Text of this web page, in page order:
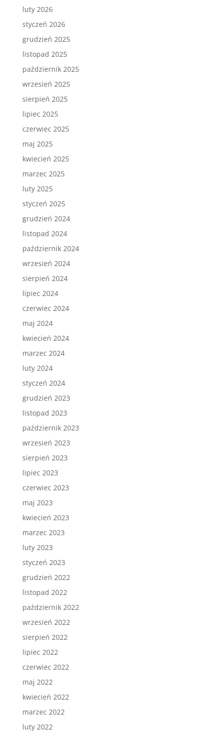
luty 2026
styczeń 2026
grudzień 2025
listopad 2025
październik 2025
wrzesień 2025
sierpień 2025
lipiec 2025
czerwiec 2025
maj 2025
kwiecień 2025
marzec 2025
luty 2025
styczeń 2025
grudzień 2024
listopad 2024
październik 2024
wrzesień 2024
sierpień 2024
lipiec 2024
czerwiec 2024
maj 2024
kwiecień 2024
marzec 2024
luty 2024
styczeń 2024
grudzień 2023
listopad 2023
październik 2023
wrzesień 2023
sierpień 2023
lipiec 2023
czerwiec 2023
maj 2023
kwiecień 2023
marzec 2023
luty 2023
styczeń 2023
grudzień 2022
listopad 2022
październik 2022
wrzesień 2022
sierpień 2022
lipiec 2022
czerwiec 2022
maj 2022
kwiecień 2022
marzec 2022
luty 2022